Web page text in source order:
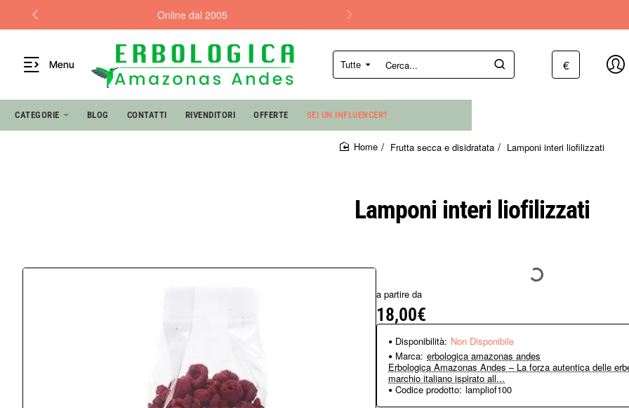
Online dal 2005
Menu Tutte
Cerca... €
CATEGORIE BLOG CONTATTI RIVENDITORI OFFERTE SEI UN INFLUENCER?
Lamponi interi liofilizzati
Frutta secca e disidratata Lamponi interi liofilizzati
a partire da
18,00€
Disponibilità: Non Disponibile
Marca: erbologica amazonas andes
Erbologica Amazonas Andes – La forza autentica delle
marchio italiano ispirato all...
Codice prodotto: lampliof100